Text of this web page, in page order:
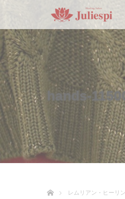
hands-
レムリアン・ヒーリ